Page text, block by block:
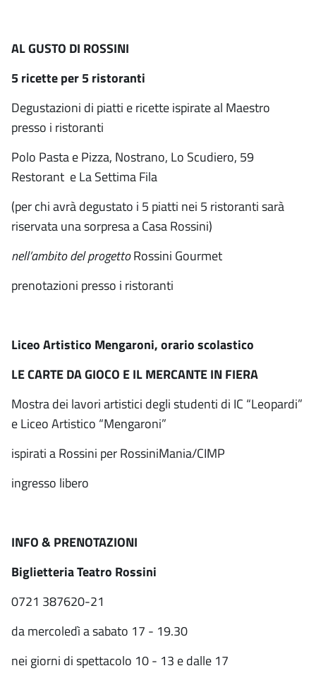
AL GUSTO DI ROSSINI
5 ricette per 5 ristoranti
Degustazioni di piatti e ricette ispirate al Maestro
presso i ristoranti
Polo Pasta e Pizza, Nostrano, Lo Scudiero, 59
Restorant e La Settima Fila
(per chi avrà degustato i 5 piatti nei 5 ristoranti sarà
riservata una sorpresa a Casa Rossini)
nell’ambito del progettoRossini Gourmet
prenotazioni presso i ristoranti
Liceo Artistico Mengaroni, orario scolastico
LE CARTE DA GIOCO E IL MERCANTE IN FIERA
Mostra dei lavori artistici degli studenti di IC “Leopardi”
e Liceo Artistico “Mengaroni”
ispirati a Rossini per RossiniMania/CIMP
ingresso libero
INFO & PRENOTAZIONI
Biglietteria Teatro Rossini
0721 387620-21
da mercoledì a sabato 17 - 19.30
nei giorni di spettacolo 10 - 13 e dalle 17